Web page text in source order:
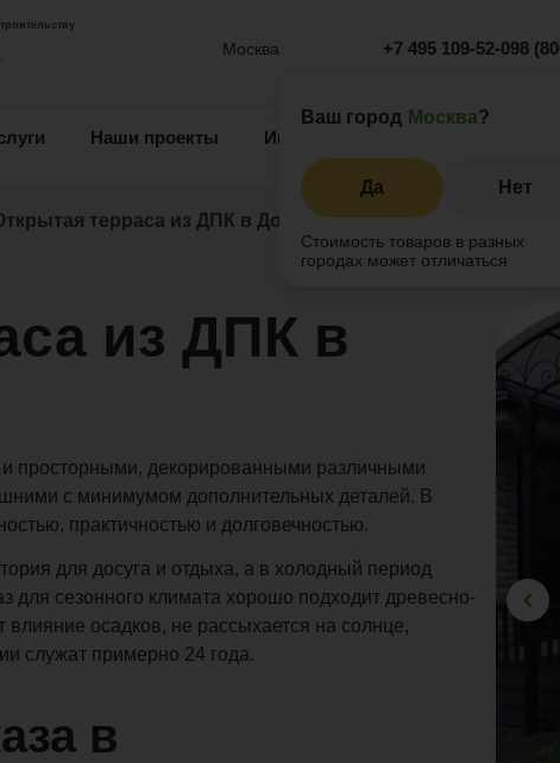
Москва
Ваш город Москва?
Да Нет
Стоимость товаров в разных
городах может отличаться
+7 495 109-52-098
Наши проекты Информация
терраса из ДПК в Домодедово
из ДПК в
просторными, декорированными различными
с минимумом дополнительных деталей. В
практичностью и долговечностью.
для досуга и отдыха, а в холодный период
для сезонного климата хорошо подходит древесно-
осадков, не рассыхается на солнце,
служат примерно 24 года.
в